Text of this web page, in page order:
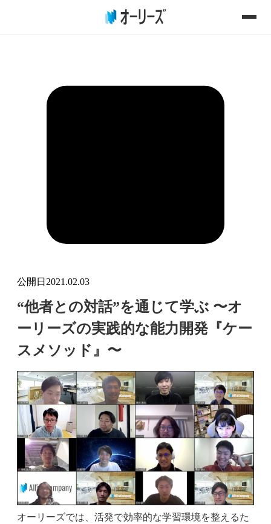
公開日 2021.02.03
“他者との対話”を通じて学ぶ 〜オ
ーリーズの実践的な能力開発『ケー
スメソッド』〜
オーリーズでは、活発で効率的な学習環境を整えるた